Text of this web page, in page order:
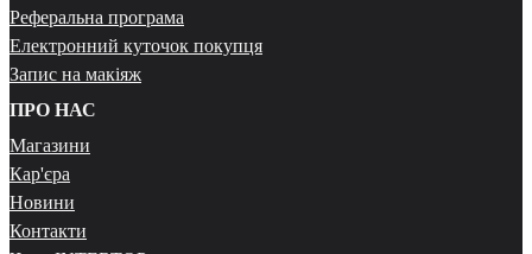
Реферальна програма
Електронний куточок покупця
Запис на макіяж
ПРО НАС
Магазини
Кар'єра
Новини
Контакти